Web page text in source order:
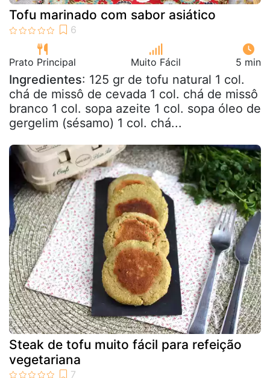
Tofu marinado com sabor asiático
Prato Principal Muito Fácil 5 min
Ingredientes: 125 gr de tofu natural 1 col.
chá de missô de cevada 1 col. chá de missô
branco 1 col. sopa azeite 1 col. sopa óleo de
gergelim (sésamo) 1 col. chá...
Steak de tofu muito fácil para refeição
vegetariana